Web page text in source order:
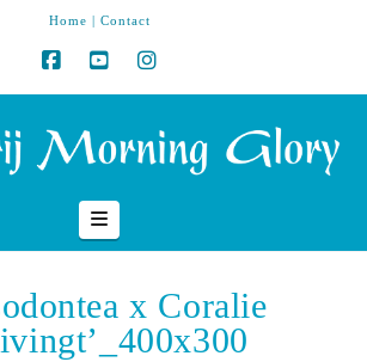
Home | Contact
Navigation
x Coralie